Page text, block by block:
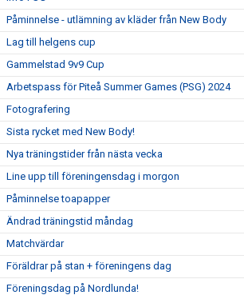
Påminnelse - utlämning av kläder från New Body
Lag till helgens cup
Gammelstad 9v9 Cup
Arbetspass för Piteå Summer Games (PSG) 2024
Fotografering
Sista rycket med New Body!
Nya träningstider från nästa vecka
Line upp till föreningensdag i morgon
Påminnelse toapapper
Ändrad träningstid måndag
Matchvärdar
Föräldrar på stan + föreningens dag
Föreningsdag på Nordlunda!